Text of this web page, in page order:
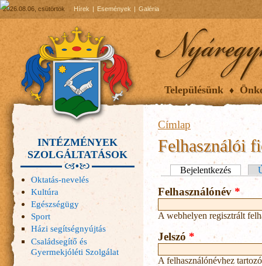
2026.08.06, csütörtök Hírek Események Galéria
Településünk
Címlap
Felhasználói
Elsődleges fülek
Bejelentkezés (aktív
Felhasználónév *
A webhelyen regisztrált
Jelszó *
A felhasználónévhez
INTÉZMÉNYEK
SZOLGÁLTATÁSOK
Oktatás-nevelés
Kultúra
Egészségügy
Sport
Házi segítségnyújtás
Családsegítő és
Gyermekjóléti Szolgálat